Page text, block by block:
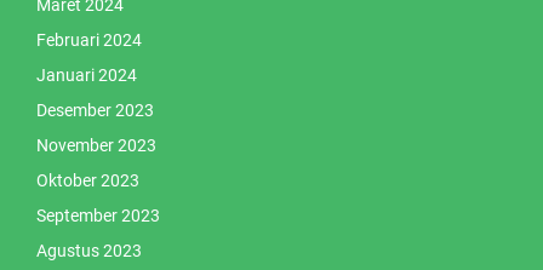
Maret 2024
Februari 2024
Januari 2024
Desember 2023
November 2023
Oktober 2023
September 2023
Agustus 2023